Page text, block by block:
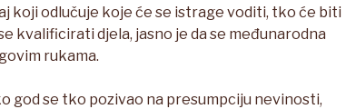
koji odlučuje koje će se istrage voditi, tko će biti
kvalificirati djela, jasno je da se međunarodna
rukama.
god se tko pozivao na presumpciju nevinosti,